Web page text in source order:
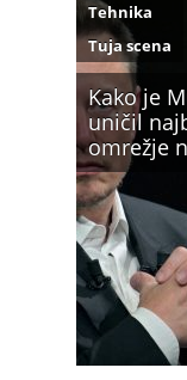
Kako je
uničil
omrežje
Tehnika
Tuja scena